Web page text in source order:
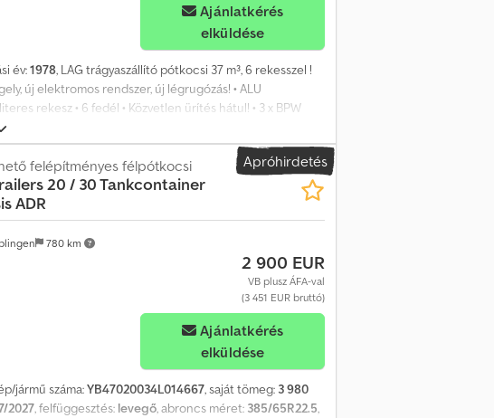
Ajánlatkérés
elküldése
év:1978, LAG trágyaszállító pótkocsi 37 m³, 6 rekesszel !
új elektromos rendszer, új légrugózás! • ALU
rekesz • 6 fedél • Közvetlen ürítés hátul! • 3 x BPW
R 22.5 abroncsok - Friss műszaki vizsga! - Azonnal
Apróhirdetés
780 km
felépítményes félpótkocsi
20 / 30 Tankcontainer
ADR
2 900 EUR
VB plusz ÁFA-val
(3 451 EUR bruttó)
Ajánlatkérés
elküldése
jármű száma:YB47020034L014667, saját tömeg: 3 980
2027, felfüggesztés: levegő, abroncs méret: 385/65R22.5,